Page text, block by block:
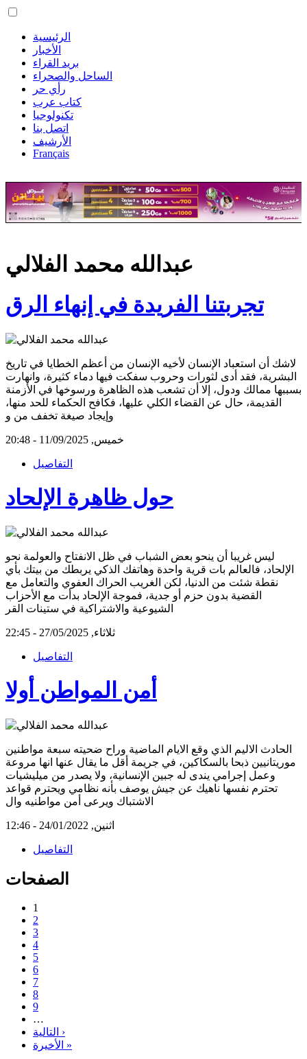
الرئيسية
الأخبار
بريد القراء
الساحل والصحراء
رأي حر
كتاب عرب
تكنولوجيا
اتصل بنا
الأرشيف
Français
عبدالله محمد الفلالي
تجربتنا الفريدة في إنهاء الرق
لاشك أن استعباد الإنسان لأخيه الإنسان من أعظم الخطايا في تاريخ
البشرية، فقد أدى لثورات وحروب سفكت فيها دماء كثيرة، وانهارت
بسببها ممالك ودول، إلا أن تشعب هذه الظاهرة ورسوخها في الأزمنة
القديمة، حال عن القضاء الكلي عليها، فكافح الحكماء للحد منها،
وإيجاد صيغة تخفف من و
خميس, 11/09/2025 - 20:48
التفاصيل
حول ظاهرة الإلحاد
ليس غريبا أن ينحو بعض الشباب في ظل الانفتاح والعولمة نحو
الإلحاد، فالعالم بات قرية واحدة وهاتفك الذكي يربطك من بيتك بأي
نقطة شئت من الدنيا، لكن الغريب الحراك العفوي والتعامل مع
القضية بدون حزم أو جدية، فموجة الإلحاد بدأت مع الأحزاب
الشيوعية والاشتراكية في ستينات القر
ثلاثاء, 27/05/2025 - 22:45
التفاصيل
أمن المواطن أولا
الحادث الاليم الذي وقع الايام الماضية وراح ضحيته سبعة مواطنين
موريتانيين ذبحا بالسكاكين، في جريمة أقل ما يقال عنها انها مروعة
وعمل إجرامي يندى له جبين الإنسانية، ولا يصدر من ميليشيات
تحترم نفسها ناهيك عن جيش يوصف بأنه نظامي ويحترم قواعد
الاشتباك ويرعى أمن مواطنيه وال
اثنين, 24/01/2022 - 12:46
التفاصيل
الصفحات
1
2
3
4
5
6
7
8
9
…
التالية ›
الأخيرة »